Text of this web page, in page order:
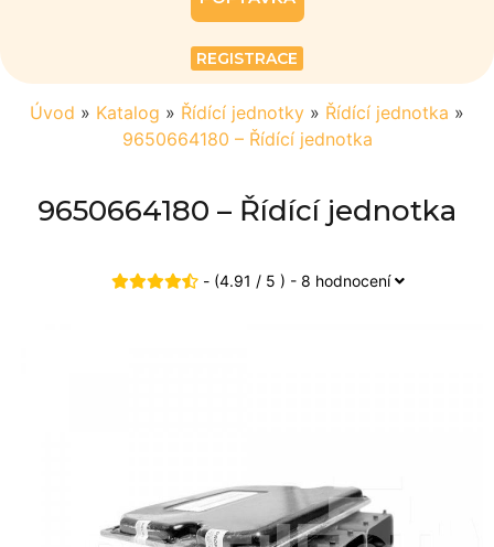
REGISTRACE
Úvod » Katalog » Řídící jednotky » Řídící jednotka »
9650664180 – Řídící jednotka
9650664180 – Řídící jednotka
- (4.91 / 5 ) - 8 hodnocení